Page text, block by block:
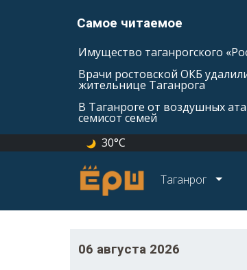
Самое читаемое
Имущество таганрогского
Врачи ростовской ОКБ
жительнице Таганрога
В Таганроге от воздушных
семисот семей
30°C
Таганрог
06 августа 2026